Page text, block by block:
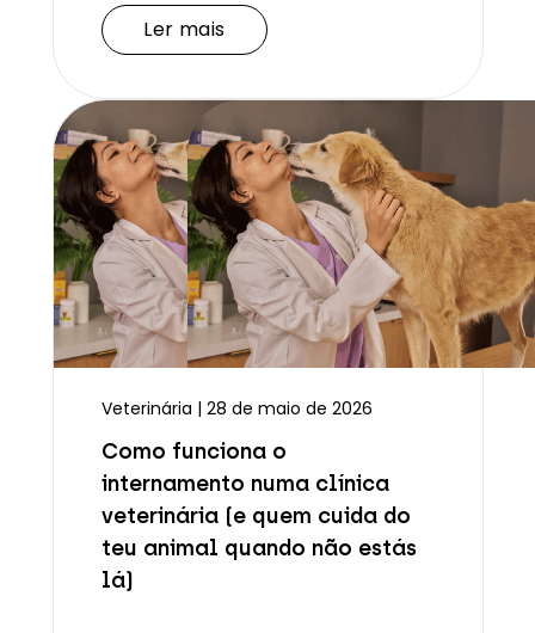
Ler mais
Veterinária | 28 de maio de 2026
Como funciona o
internamento numa clínica
veterinária (e quem cuida do
teu animal quando não estás
lá)